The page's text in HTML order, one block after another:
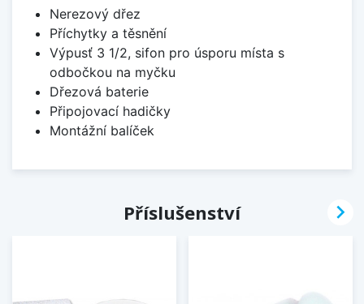
Nerezový dřez
Příchytky a těsnění
Výpusť 3 1/2, sifon pro úsporu místa s
odbočkou na myčku
Dřezová baterie
Připojovací hadičky
Montážní balíček
Příslušenství 